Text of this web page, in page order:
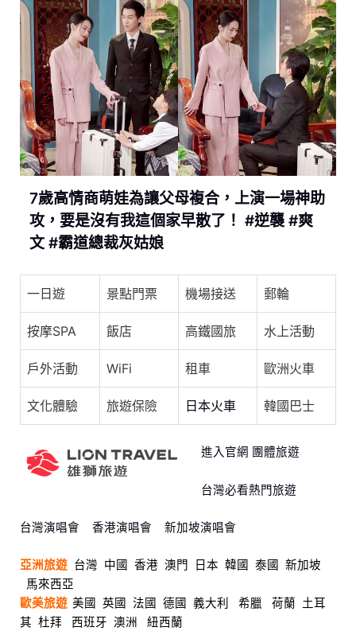
7歲高情商萌娃為讓父母複合，上演一場神助
攻，要是沒有我這個家早散了！ #逆襲 #爽
文 #霸道總裁灰姑娘
一日遊 景點門票 機場接送 郵輪
按摩SPA 飯店 高鐵國旅 水上活動
戶外活動 WiFi 租車 歐洲火車
文化體驗 旅遊保險 日本火車 韓國巴士
進入官網 團體旅遊
台灣必看熱門旅遊
台灣演唱會 香港演唱會 新加坡演唱會
亞洲旅遊 台灣 中國 香港 澳門 日本 韓國 泰國
新加坡
馬來西亞
歐美旅遊 美國 英國 法國 德國 義大利 希臘 荷蘭
土耳
其 杜拜 西班牙 澳洲 紐西蘭